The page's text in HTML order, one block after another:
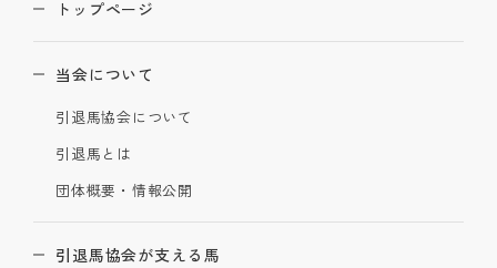
トップページ
当会について
引退馬協会について
引退馬とは
団体概要・情報公開
引退馬協会が支える馬